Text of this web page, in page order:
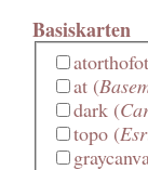
Basiskarten
at(
dark(
topo(